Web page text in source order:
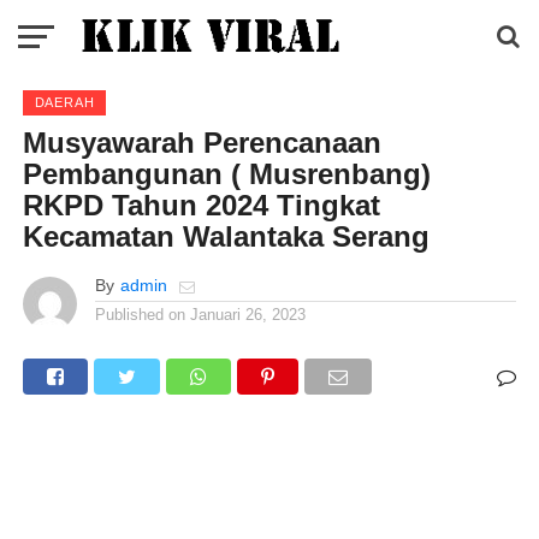
DAERAH
Musyawarah Perencanaan
Pembangunan ( Musrenbang)
RKPD Tahun 2024 Tingkat
Kecamatan Walantaka Serang
By admin
Published on Januari 26, 2023